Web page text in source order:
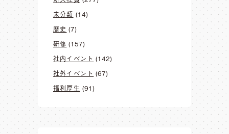
未分類 (14)
歴史 (7)
研修 (157)
社内イベント (142)
社外イベント (67)
福利厚生 (91)